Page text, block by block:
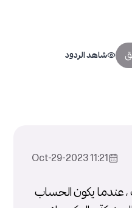
شاهد الردود
11:21 2023-Oct-29
، عندما يكون الحساب